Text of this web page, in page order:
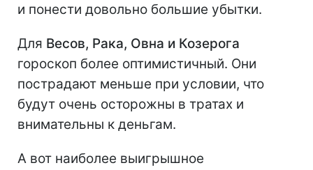
и понести довольно большие убытки.
Для Весов, Рака, Овна и Козерога
гороскоп более оптимистичный. Они
пострадают меньше при условии, что
будут очень осторожны в тратах и
внимательны к деньгам.
А вот наиболее выигрышное